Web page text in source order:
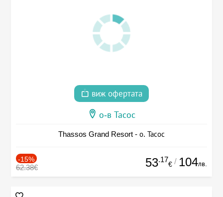
виж офертата
о-в Тасос
Thassos Grand Resort - о. Тасос
-15%
62.38€ 53.17
€ / 104лв.